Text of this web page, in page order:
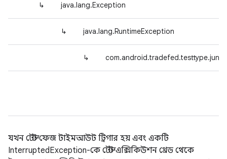
↳ java.lang.Exception
↳ java.lang.RuntimeException
↳
যখন টেস্ট ফেজ টাইমআউট ট্রিগার হয় এবং একটি
InterruptedException-কে টেস্ট এক্সিকিউশন থ্রেড থেকে